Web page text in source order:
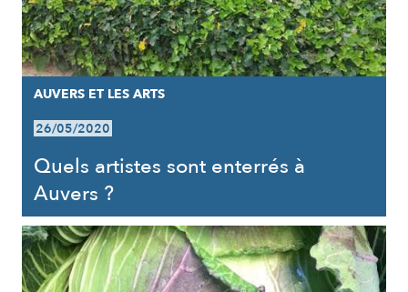
AUVERS ET LES ARTS
26/05/2020
Quels artistes sont enterrés à
Auvers ?